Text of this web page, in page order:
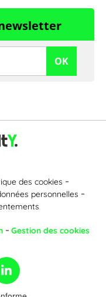
OK
des cookies
personnelles
Gestion des cookies